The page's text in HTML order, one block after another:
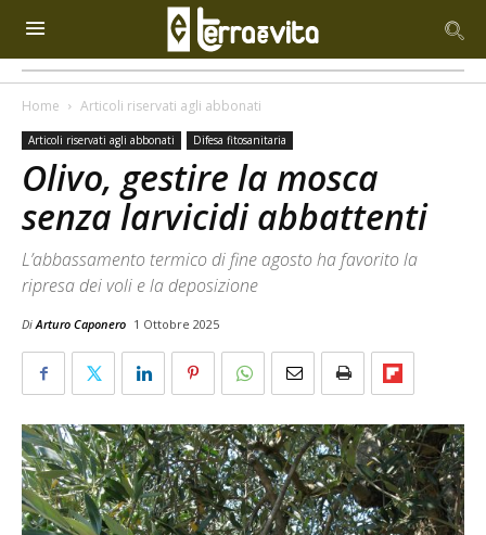
Home Articoli riservati agli abbonati
Articoli riservati agli abbonati Difesa fitosanitaria
Olivo, gestire la mosca
senza larvicidi abbattenti
L’abbassamento termico di fine agosto ha favorito la
ripresa dei voli e la deposizione
DiArturo Caponero 1 Ottobre 2025